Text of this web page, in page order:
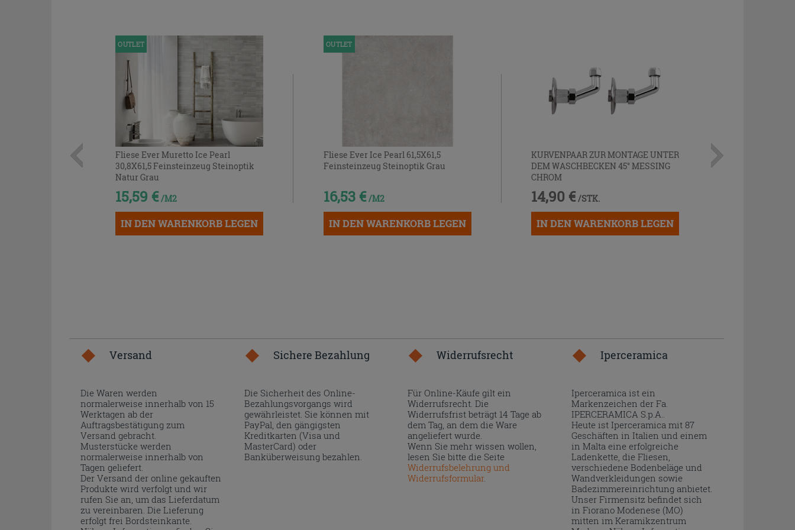
OUTLET
Fliese Ever Muretto Ice Pearl
30,8X61,5 Feinsteinzeug Steinoptik
Natur Grau
15,59 € /M2
IN DEN WARENKORB LEGEN
OUTLET
Fliese Ever Ice Pearl 61,5X61,5
Feinsteinzeug Steinoptik Grau
16,53 € /M2
IN DEN WARENKORB LEGEN
KURVENPAAR ZUR MONTAGE UNTER
DEM WASCHBECKEN 45° MESSING
CHROM
14,90 € /STK.
IN DEN WARENKORB LEGEN
Versand
Die Waren werden
normalerweise innerhalb von 15
Werktagen ab der
Auftragsbestätigung zum
Versand gebracht.
Musterstücke werden
normalerweise innerhalb von
Tagen geliefert.
Der Versand der online gekauften
Produkte wird verfolgt und wir
rufen Sie an, um das Lieferdatum
zu vereinbaren. Die Lieferung
erfolgt frei Bordsteinkante.
Sichere Bezahlung
Die Sicherheit des Online-
Bezahlungsvorgangs wird
gewährleistet. Sie können mit
PayPal, den gängigsten
Kreditkarten (Visa und
MasterCard) oder
Banküberweisung bezahlen.
Widerrufsrecht
Für Online-Käufe gilt ein
Widerrufsrecht. Die
Widerrufsfrist beträgt 14 Tage ab
dem Tag, an dem die Ware
angeliefert wurde.
Wenn Sie mehr wissen wollen,
lesen Sie bitte die Seite
Widerrufsbelehrung und
Widerrufsformular.
Iperceramica
Iperceramica ist ein
Markenzeichen der Fa.
IPERCERAMICA S.p.A..
Heute ist Iperceramica mit 87
Geschäften in Italien und einem
in Malta eine erfolgreiche
Ladenkette, die Fliesen,
verschiedene Bodenbeläge und
Wandverkleidungen sowie
Badezimmereinrichtung anbietet.
Unser Firmensitz befindet sich
in Fiorano Modenese (MO)
mitten im Keramikzentrum